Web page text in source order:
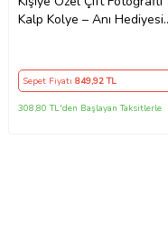
Kalp Kolye – Anı Hediyesi
açılır kolye
Sepet Fiyatı849,92 TL
308,80 TL'den Başlayan Taksitlerle